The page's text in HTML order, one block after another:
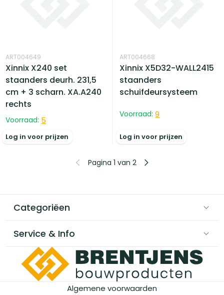
ART004649
Xinnix X240 set
staanders deurh. 231,5
cm + 3 scharn. XA.A240
rechts
Voorraad: 5
Log in voor prijzen
ART004668
Xinnix X5D32-WALL2415
staanders
schuifdeursysteem
Voorraad: 9
Log in voor prijzen
Pagina 1 van 2
Categoriëen
Service & Info
Algemene voorwaarden